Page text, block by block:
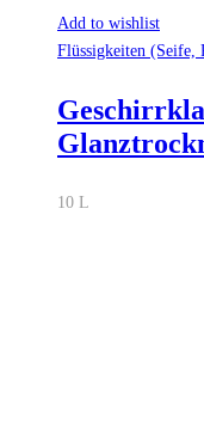
Add to wishlist
Flüssigkeiten (Seife,
10 L